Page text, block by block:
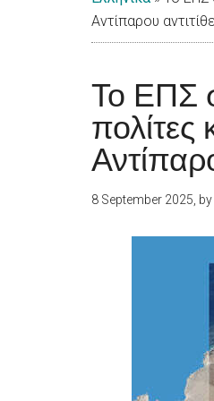
Islands
Αντίπαρου
Το ΕΠΣ
πολίτες
8 September 2025 , by